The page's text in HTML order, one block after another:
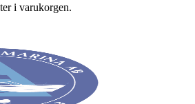
i varukorgen.